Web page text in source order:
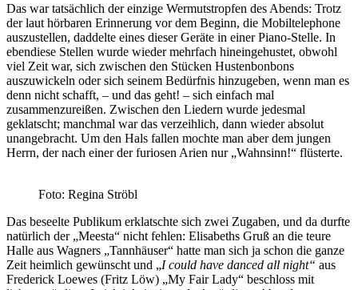
Das war tatsächlich der einzige Wermutstropfen des Abends: Trotz
der laut hörbaren Erinnerung vor dem Beginn, die Mobiltelephone
auszustellen, daddelte eines dieser Geräte in einer Piano-Stelle. In
ebendiese Stellen wurde wieder mehrfach hineingehustet, obwohl
viel Zeit war, sich zwischen den Stücken Hustenbonbons
auszuwickeln oder sich seinem Bedürfnis hinzugeben, wenn man es
denn nicht schafft, – und das geht! – sich einfach mal
zusammenzureißen. Zwischen den Liedern wurde jedesmal
geklatscht; manchmal war das verzeihlich, dann wieder absolut
unangebracht. Um den Hals fallen mochte man aber dem jungen
Herrn, der nach einer der furiosen Arien nur „Wahnsinn!“ flüsterte.
Foto: Regina Ströbl
Das beseelte Publikum erklatschte sich zwei Zugaben, und da durfte
natürlich der „Meesta“ nicht fehlen: Elisabeths Gruß an die teure
Halle aus Wagners „Tannhäuser“ hatte man sich ja schon die ganze
Zeit heimlich gewünscht und „I could have danced all night“ aus
Frederick Loewes (Fritz Löw) „My Fair Lady“ beschloss mit